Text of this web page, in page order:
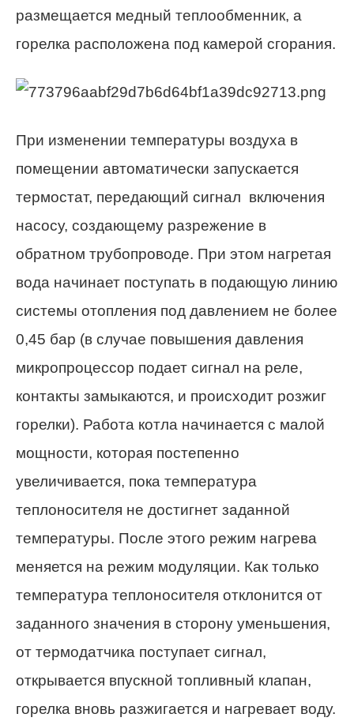
размещается медный теплообменник, а
горелка расположена под камерой сгорания.
При изменении температуры воздуха в
помещении автоматически запускается
термостат, передающий сигнал включения
насосу, создающему разрежение в
обратном трубопроводе. При этом нагретая
вода начинает поступать в подающую линию
системы отопления под давлением не более
0,45 бар (в случае повышения давления
микропроцессор подает сигнал на реле,
контакты замыкаются, и происходит розжиг
горелки). Работа котла начинается с малой
мощности, которая постепенно
увеличивается, пока температура
теплоносителя не достигнет заданной
температуры. После этого режим нагрева
меняется на режим модуляции. Как только
температура теплоносителя отклонится от
заданного значения в сторону уменьшения,
от термодатчика поступает сигнал,
открывается впускной топливный клапан,
горелка вновь разжигается и нагревает воду.